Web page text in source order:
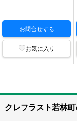
お問合せする
お気に入り
クレフラスト若林